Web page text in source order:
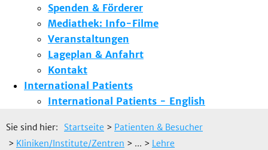
Spenden & Förderer
Mediathek: Info-Filme
Veranstaltungen
Lageplan & Anfahrt
Kontakt
International Patients
International Patients - English
Sie sind hier: Startseite > Patienten & Besucher
> Kliniken/Institute/Zentren > ... > Lehre